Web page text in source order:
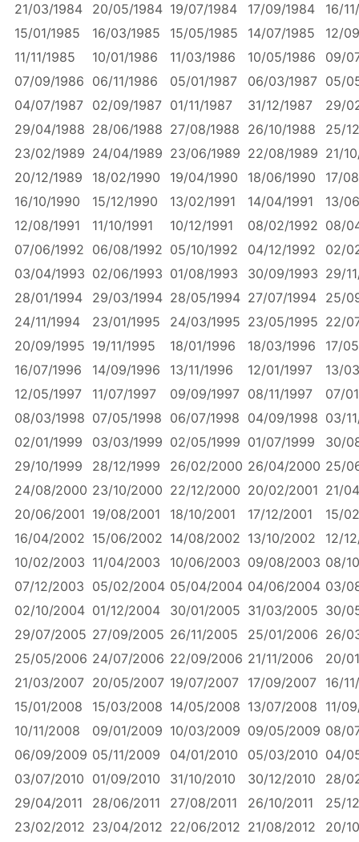
21/03/1984
20/05/1984 19/07/1984 17/09/1984
16/
15/01/1985
16/03/1985 15/05/1985 14/07/1985
12/
11/11/1985
10/01/1986 11/03/1986 10/05/1986
09/
07/09/1986 06/11/1986 05/01/1987 06/03/1987 05/
04/07/1987 02/09/1987 01/11/1987 31/12/1987
29/
29/04/1988 28/06/1988 27/08/1988 26/10/1988
25/
23/02/1989 24/04/1989 23/06/1989 22/08/1989 21/
20/12/1989
18/02/1990 19/04/1990 18/06/1990
17/
16/10/1990
15/12/1990 13/02/1991 14/04/1991
13/
12/08/1991
11/10/1991 10/12/1991 08/02/1992 08/
07/06/1992 06/08/1992 05/10/1992 04/12/1992
02/
03/04/1993 02/06/1993 01/08/1993 30/09/1993 29/
28/01/1994
29/03/1994 28/05/1994 27/07/1994 25/
24/11/1994
23/01/1995 24/03/1995 23/05/1995 22/
20/09/1995 19/11/1995 18/01/1996 18/03/1996
17/
16/07/1996
14/09/1996 13/11/1996 12/01/1997
13/
12/05/1997
11/07/1997 09/09/1997 08/11/1997
07/
08/03/1998 07/05/1998 06/07/1998 04/09/1998 03/
02/01/1999
03/03/1999 02/05/1999 01/07/1999
30/
29/10/1999
28/12/1999 26/02/2000 26/04/2000 25/
24/08/2000 23/10/2000 22/12/2000 20/02/2001 21/
20/06/2001 19/08/2001 18/10/2001 17/12/2001
15/
16/04/2002 15/06/2002 14/08/2002 13/10/2002
12/
10/02/2003 11/04/2003 10/06/2003 09/08/2003 08/
07/12/2003 05/02/2004 05/04/2004 04/06/2004 03/
02/10/2004 01/12/2004 30/01/2005 31/03/2005 30/
29/07/2005 27/09/2005 26/11/2005 25/01/2006 26/
25/05/2006 24/07/2006 22/09/2006 21/11/2006
20/
21/03/2007 20/05/2007 19/07/2007 17/09/2007 16/
15/01/2008
15/03/2008 14/05/2008 13/07/2008 11/
10/11/2008
09/01/2009 10/03/2009 09/05/2009 08/
06/09/2009 05/11/2009 04/01/2010 05/03/2010 04/
03/07/2010 01/09/2010 31/10/2010 30/12/2010
28/
29/04/2011
28/06/2011 27/08/2011 26/10/2011
25/
23/02/2012 23/04/2012 22/06/2012 21/08/2012
20/